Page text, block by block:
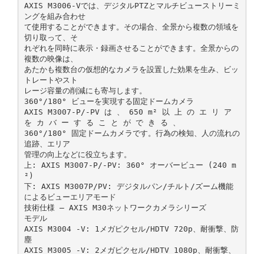
AXIS M3006‑Vでは、デジタルPTZとマルチビューストリーミ
ングを組み合わせ
て使用することができます。その場合、全景から複数の領域を
切り取って、そ
れぞれを同時に表示・録画させることができます。全景からの
複数の映像は、
あたかも複数台の仮想的なカメラを設置した効果を生み、ビッ
トレートやスト
レージ容量の削減にも寄与します。
360°/180° ビューを実現する固定ドームカメラ
AXIS M3007‑P/‑PV は 、 650 m² 以 上 の エ リ ア
を カ バ ー す る こ と が で き る 、
360°/180° 固定ドームカメラです。行為の検知、人の流れの
追跡、エリア
管理の向上などに役立ちます。
上: AXIS M3007‑P/‑PV: 360° オーバービュー (240 m
²)
下: AXIS M3007P/PV: デジタルパン/チルト/ズーム機能
によるビューエリアモード
技術仕様 ‒ AXIS M30ネットワークカメラシリーズ
モデル
AXIS M3004 ‑V: 1メガピクセル/HDTV 720p、耐衝撃、防
塵
AXIS M3005 ‑V: 2メガピクセル/HDTV 1080p、耐衝撃、